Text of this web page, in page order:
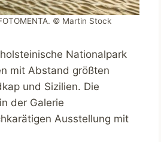
© Martin Stock
Nationalpark
mit Abstand größten
und Sizilien. Die
der Galerie
Ausstellung mit